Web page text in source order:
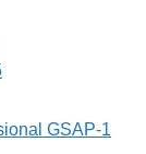
GSAP-1